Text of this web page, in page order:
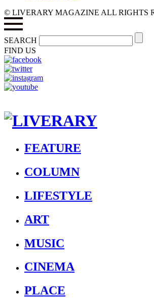
© LIVERARY MAGAZINE ALL RIGHTS
SEARCH
FIND US
FEATURE
COLUMN
LIFESTYLE
ART
MUSIC
CINEMA
PLACE